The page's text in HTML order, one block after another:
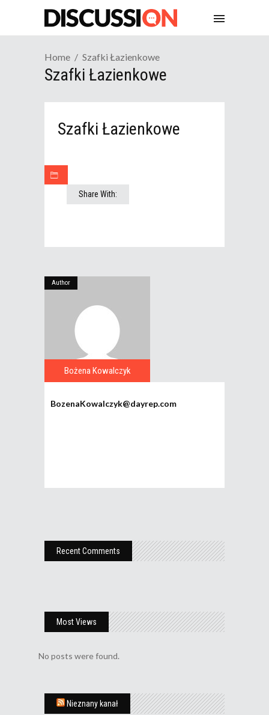
Home Szafki Łazienkowe
Szafki Łazienkowe
Szafki Łazienkowe
Share With:
Author
Bożena Kowalczyk
BozenaKowalczyk@dayrep.com
Recent Comments
Most Views
No posts were found.
Nieznany kanał